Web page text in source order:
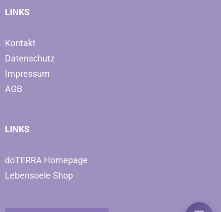
LINKS
Kontakt
Datenschutz
Impressum
AGB
LINKS
doTERRA Homepage
Lebensoele Shop